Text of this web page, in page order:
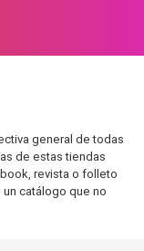
general de todas
de estas tiendas
revista o folleto
catálogo que no